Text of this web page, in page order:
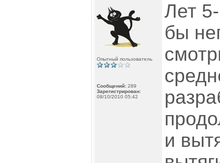
Опытный пользователь
Сообщений: 289
Зарегистрирован:
08/10/2010 05:42
Лет
бы
и